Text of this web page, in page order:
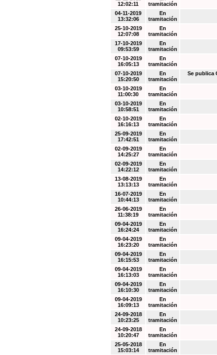
12:02:11
tramitación
04-11-2019
13:32:06
En
tramitación
25-10-2019
12:07:08
En
tramitación
17-10-2019
09:53:59
En
tramitación
07-10-2019
16:05:13
En
tramitación
07-10-2019
15:20:50
En
tramitación
Se publica
03-10-2019
11:00:30
En
tramitación
03-10-2019
10:58:51
En
tramitación
02-10-2019
16:16:13
En
tramitación
25-09-2019
17:42:51
En
tramitación
02-09-2019
14:25:27
En
tramitación
02-09-2019
14:22:12
En
tramitación
13-08-2019
13:13:13
En
tramitación
16-07-2019
10:44:13
En
tramitación
26-06-2019
11:38:19
En
tramitación
09-04-2019
16:24:24
En
tramitación
09-04-2019
16:23:20
En
tramitación
09-04-2019
16:15:53
En
tramitación
09-04-2019
16:13:03
En
tramitación
09-04-2019
16:10:30
En
tramitación
09-04-2019
16:09:13
En
tramitación
24-09-2018
10:23:25
En
tramitación
24-09-2018
10:20:47
En
tramitación
25-05-2018
15:03:14
En
tramitación